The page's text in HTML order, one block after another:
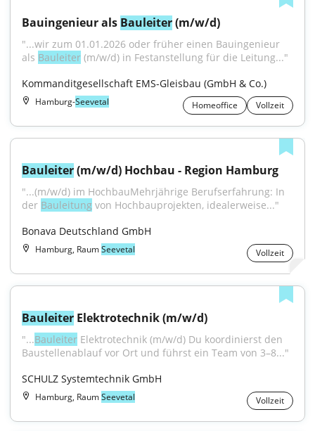
Bauingenieur als Bauleiter (m/w/d)
"...wir zum 01.01.2026 oder früher einen Bauingenieur
als Bauleiter (m/w/d) in Festanstellung für die Leitung..."
Kommanditgesellschaft EMS-Gleisbau (GmbH & Co.)
Hamburg-Seevetal Homeoffice Vollzeit
Bauleiter (m/w/d) Hochbau - Region Hamburg
"...(m⁠/⁠w⁠/⁠d) im HochbauMehrjährige Berufserfahrung: In
der Bauleitung von Hochbauprojekten, idealerweise..."
Bonava Deutschland GmbH
Hamburg, RaumSeevetal Vollzeit
Bauleiter Elektrotechnik (m/w/d)
"...Bauleiter Elektrotechnik (m/w/d) Du koordinierst den
Baustellenablauf vor Ort und führst ein Team von 3–8..."
SCHULZ Systemtechnik GmbH
Hamburg, RaumSeevetal Vollzeit